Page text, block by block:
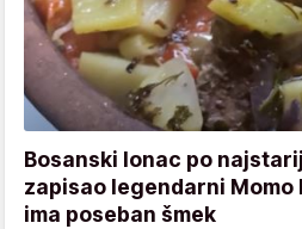
Bosanski lonac po
zapisao legendarni Momo
ima poseban šmek